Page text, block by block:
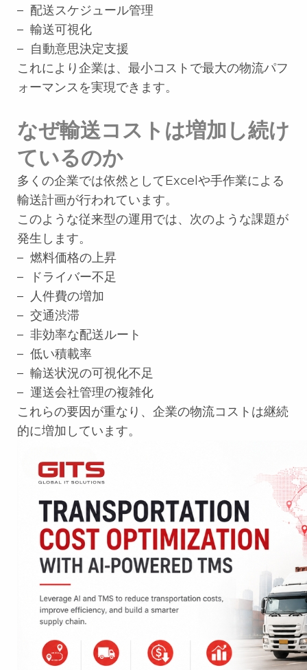
– 配送スケジュール管理
– 輸送可視化
– 自動意思決定支援
これにより企業は、最小コストで最大の物流パフ
ォーマンスを実現できます。
なぜ輸送コストは増加し続け
ているのか
多くの企業では依然としてExcelや手作業による
輸送計画が行われています。
このような従来型の運用では、次のような課題が
発生します。
– 燃料価格の上昇
– ドライバー不足
– 人件費の増加
– 交通渋滞
– 非効率な配送ルート
– 低い積載率
– 輸送状況の可視化不足
– 運送会社管理の複雑化
これらの要因が重なり、企業の物流コストは継続
的に増加しています。